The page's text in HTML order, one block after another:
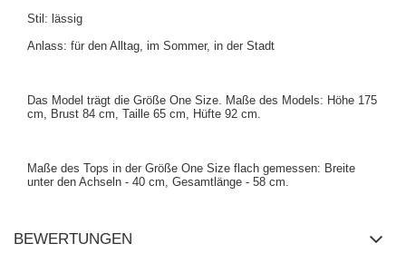
Stil: lässig
Anlass: für den Alltag, im Sommer, in der Stadt
Das Model trägt die Größe One Size. Maße des Models: Höhe 175
cm, Brust 84 cm, Taille 65 cm, Hüfte 92 cm.
Maße des Tops in der Größe One Size flach gemessen: Breite
unter den Achseln - 40 cm, Gesamtlänge - 58 cm.
BEWERTUNGEN